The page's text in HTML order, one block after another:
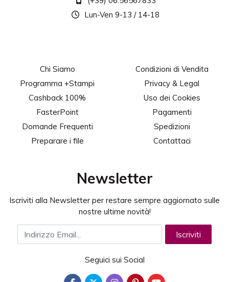
Per una migliore resa del nero consigliamo le
percentuali C(40%), M(40%), Y(40%), K(100%).
Lun-Ven 9-13 / 14-18
Chi Siamo
Programma +Stampi
Cashback 100%
FasterPoint
Domande Frequenti
Preparare i file
Condizioni di Vendita
Privacy & Legal
Uso dei Cookies
Pagamenti
Spedizioni
Contattaci
Newsletter
Iscriviti alla Newsletter per restare sempre aggiornato sulle
nostre ultime novità!
Indirizzo Email Iscriviti
Seguici sui Social